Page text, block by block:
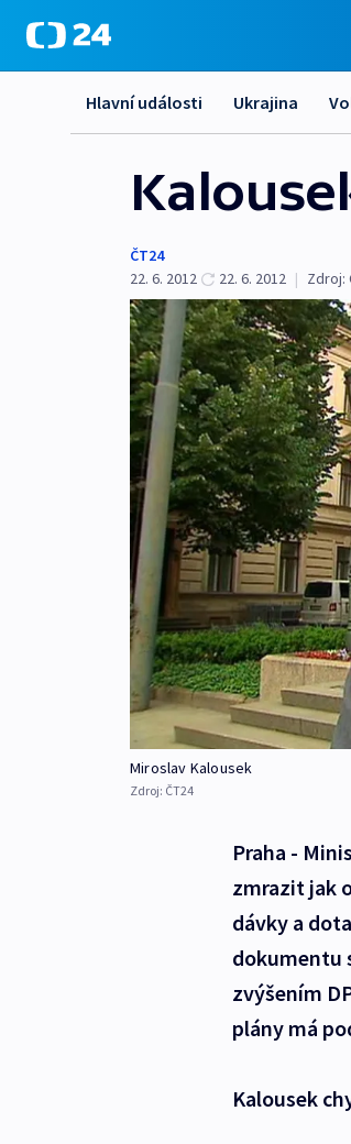
Hlavní události Ukrajina
ČT24
22. 6. 2012
22. 6. 2012 | Zdroj:
Miroslav Kalousek
Zdroj: ČT24
Praha -
zmrazit jak
dávky a
dokumentu
zvýšením
plány má
Kalousek